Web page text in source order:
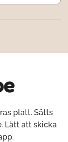
platt. Sätts
Lätt att skicka